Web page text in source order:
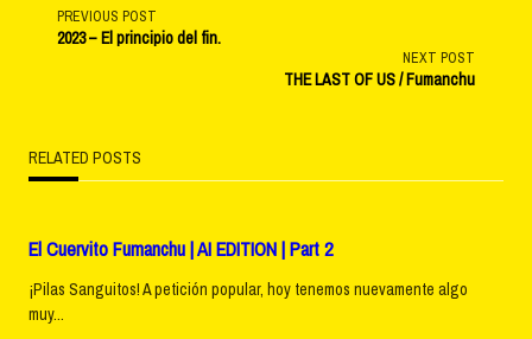
<span
screen-
text">Page</span>
PREVIOUS POST
2023 – El principio del fin.
NEXT POST
THE LAST OF US / Fumanchu
RELATED POSTS
El Cuervito Fumanchu | AI EDITION | Part 2
¡Pilas Sanguitos! A petición popular, hoy tenemos nuevamente algo
muy...